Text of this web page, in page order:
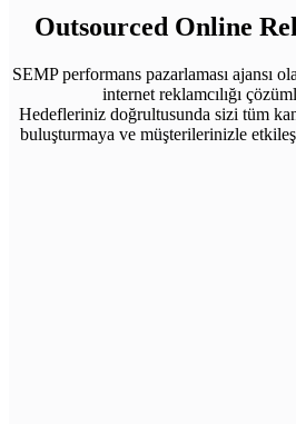
Outsourced Online
SEMP performans pazarlaması ajansı
internet reklamcılığı
Hedefleriniz doğrultusunda sizi tüm
buluşturmaya ve müşterilerinizle